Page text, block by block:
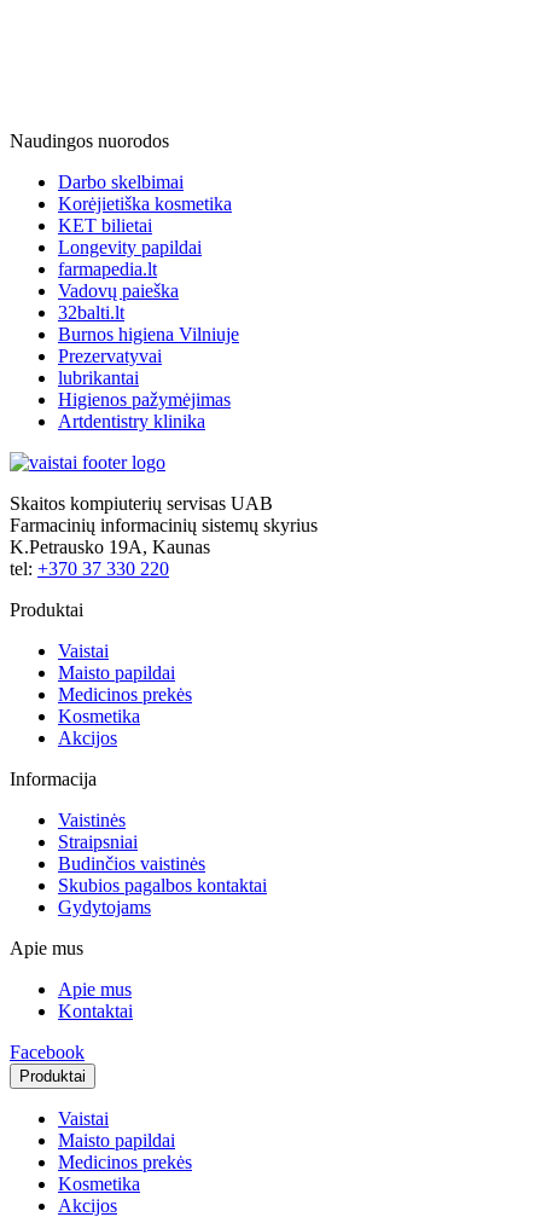
Naudingos nuorodos
Darbo skelbimai
Korėjietiška kosmetika
KET bilietai
Longevity papildai
farmapedia.lt
Vadovų paieška
32balti.lt
Burnos higiena Vilniuje
Prezervatyvai
lubrikantai
Higienos pažymėjimas
Artdentistry klinika
Skaitos kompiuterių servisas UAB
Farmacinių informacinių sistemų skyrius
K.Petrausko 19A, Kaunas
tel: +370 37 330 220
Produktai
Vaistai
Maisto papildai
Medicinos prekės
Kosmetika
Akcijos
Informacija
Vaistinės
Straipsniai
Budinčios vaistinės
Skubios pagalbos kontaktai
Gydytojams
Apie mus
Apie mus
Kontaktai
Facebook
Produktai
Vaistai
Maisto papildai
Medicinos prekės
Kosmetika
Akcijos